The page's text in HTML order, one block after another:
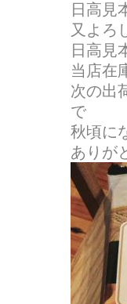
日高見
又よろ
日高見
当店在
次の出
で
秋頃に
ありが